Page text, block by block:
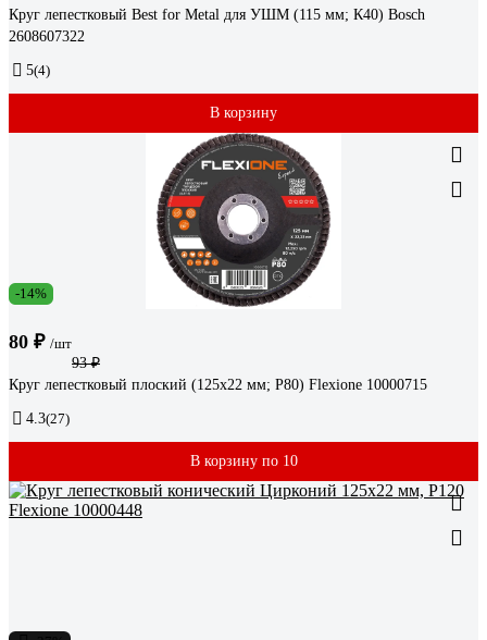
Круг лепестковый Best for Metal для УШМ (115 мм; К40) Bosch
2608607322
5(4)
В корзину
-14%
80 ₽ /шт
93 ₽
Круг лепестковый плоский (125х22 мм; Р80) Flexione 10000715
4.3(27)
В корзину по 10